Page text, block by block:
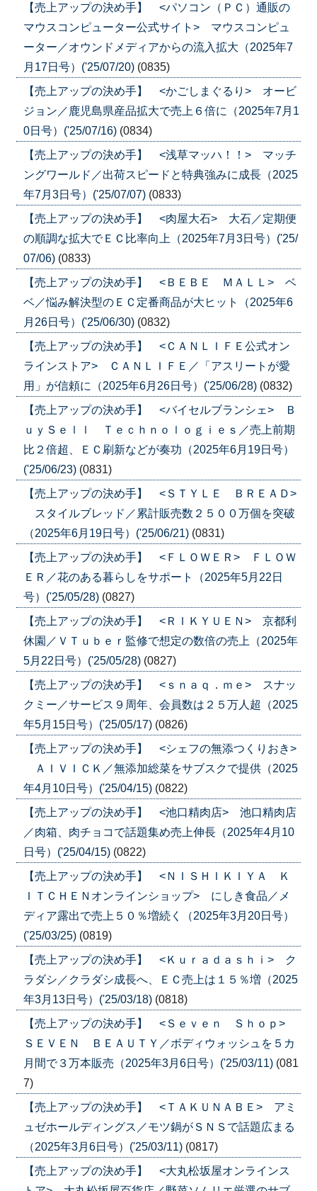
【売上アップの決め手】 <パソコン（ＰＣ）通販の
マウスコンピューター公式サイト> マウスコンピュ
ーター／オウンドメディアからの流入拡大（2025年7
月17日号）('25/07/20) (0835)
【売上アップの決め手】 <かごしまぐるり> オービ
ジョン／鹿児島県産品拡大で売上６倍に（2025年7月1
0日号）('25/07/16) (0834)
【売上アップの決め手】 <浅草マッハ！！> マッチ
ングワールド／出荷スピードと特典強みに成長（2025
年7月3日号）('25/07/07) (0833)
【売上アップの決め手】 <肉屋大石> 大石／定期便
の順調な拡大でＥＣ比率向上（2025年7月3日号）('25/
07/06) (0833)
【売上アップの決め手】 <ＢＥＢＥ ＭＡＬＬ> ベ
ベ／悩み解決型のＥＣ定番商品が大ヒット（2025年6
月26日号）('25/06/30) (0832)
【売上アップの決め手】 <ＣＡＮＬＩＦＥ公式オン
ラインストア> ＣＡＮＬＩＦＥ／「アスリートが愛
用」が信頼に（2025年6月26日号）('25/06/28) (0832)
【売上アップの決め手】 <バイセルブランシェ> Ｂ
ｕｙＳｅｌｌ Ｔｅｃｈｎｏｌｏｇｉｅｓ／売上前期
比２倍超、ＥＣ刷新などが奏功（2025年6月19日号）
('25/06/23) (0831)
【売上アップの決め手】 <ＳＴＹＬＥ ＢＲＥＡＤ>
スタイルブレッド／累計販売数２５００万個を突破
（2025年6月19日号）('25/06/21) (0831)
【売上アップの決め手】 <ＦＬＯＷＥＲ> ＦＬＯＷ
ＥＲ／花のある暮らしをサポート（2025年5月22日
号）('25/05/28) (0827)
【売上アップの決め手】 <ＲＩＫＹＵＥＮ> 京都利
休園／ＶＴｕｂｅｒ監修で想定の数倍の売上（2025年
5月22日号）('25/05/28) (0827)
【売上アップの決め手】 <ｓｎａｑ．ｍｅ> スナッ
クミー／サービス９周年、会員数は２５万人超（2025
年5月15日号）('25/05/17) (0826)
【売上アップの決め手】 <シェフの無添つくりおき>
ＡＩＶＩＣＫ／無添加総菜をサブスクで提供（2025
年4月10日号）('25/04/15) (0822)
【売上アップの決め手】 <池口精肉店> 池口精肉店
／肉箱、肉チョコで話題集め売上伸長（2025年4月10
日号）('25/04/15) (0822)
【売上アップの決め手】 <ＮＩＳＨＩＫＩＹＡ Ｋ
ＩＴＣＨＥＮオンラインショップ> にしき食品／メ
ディア露出で売上５０％増続く（2025年3月20日号）
('25/03/25) (0819)
【売上アップの決め手】 <Ｋｕｒａｄａｓｈｉ> ク
ラダシ／クラダシ成長へ、ＥＣ売上は１５％増（2025
年3月13日号）('25/03/18) (0818)
【売上アップの決め手】 <Ｓｅｖｅｎ Ｓｈｏｐ>
ＳＥＶＥＮ ＢＥＡＵＴＹ／ボディウォッシュを５カ
月間で３万本販売（2025年3月6日号）('25/03/11) (081
7)
【売上アップの決め手】 <ＴＡＫＵＮＡＢＥ> アミ
ュゼホールディングス／モツ鍋がＳＮＳで話題広まる
（2025年3月6日号）('25/03/11) (0817)
【売上アップの決め手】 <大丸松坂屋オンラインス